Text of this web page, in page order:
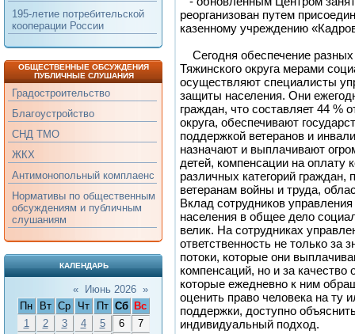
195-летие потребительской
кооперации России
ОБЩЕСТВЕННЫЕ ОБСУЖДЕНИЯ
ПУБЛИЧНЫЕ СЛУШАНИЯ
Градостроительство
Благоустройство
СНД ТМО
ЖКХ
Антимонопольный комплаенс
Нормативы по общественным
обсуждениям и публичным
слушаниям
КАЛЕНДАРЬ
« Июнь 2026 »
Пн
Вт Ср Чт Пт Сб
Вс
1
2 3 4 5 6
7
реорганизован путем
казенному учреждению
Сегодня обеспечение разных
Тяжинского округа мерами
осуществляют специалисты
защиты населения. Они
граждан, что составляет 44 %
округа, обеспечивают
поддержкой ветеранов и
назначают и выплачивают
детей, компенсации на оплату
различных категорий граждан,
ветеранам войны и труда,
Вклад сотрудников
населения в общее дело
велик. На сотрудниках
ответственность не только за
потоки, которые они
компенсаций, но и за качество
которые ежедневно к ним
оценить право человека на ту
поддержки, доступно
индивидуальный подход.